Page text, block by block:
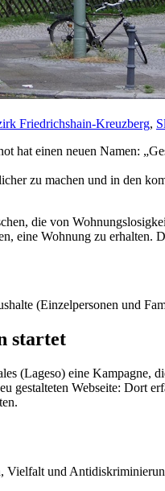
Friedrichshain-Kreuzberg,
hat einen neuen Namen:
zu machen und in den
die von
eine Wohnung zu
(Einzelpersonen und
startet
(Lageso) eine
gestalteten Webseite: Dort
Vielfalt und